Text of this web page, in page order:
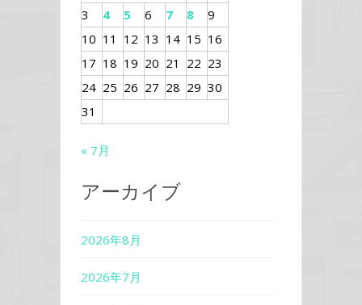
3
4 5 6 7 8
9
10 11 12 13 14 15 16
17 18 19 20 21 22 23
24 25 26 27 28 29 30
31
« 7月
アーカイブ
2026年8月
2026年7月